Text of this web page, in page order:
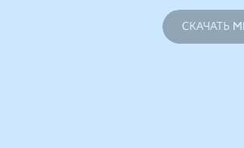
СКАЧАТЬ